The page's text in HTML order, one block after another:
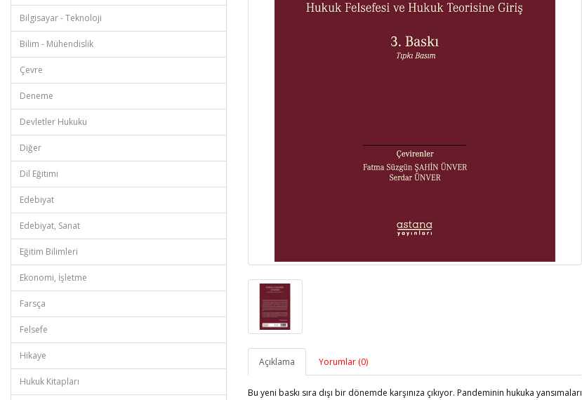
Bilgisayar - Teknoloji
Bilim - Mühendislik
Çevre
Deneme
Devletler Hukuku
Diğer
Dil Eğitimi
Edebiyat
Edebiyat, Sanat
Eğitim Bilimleri
Ekonomi, İşletme
Farsça
Felsefe
Hikaye
Hukuk Kitapları
Açıklama Yorumlar (0)
Bu yeni baskı sıra dışı bir dönemde karşınıza çıkıyor. Pandeminin hukuka yansımaları